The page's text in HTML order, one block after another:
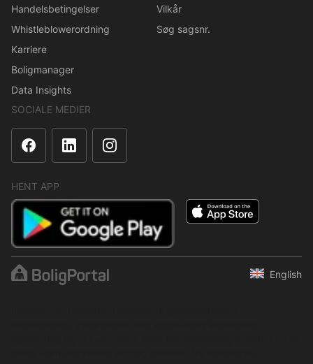
Handelsbetingelser
Whistleblowerordning
Karriere
Boligmanager
Data Insights
Vilkår
Søg sagsnr.
SOCIALE MEDIER
HENT APP
English